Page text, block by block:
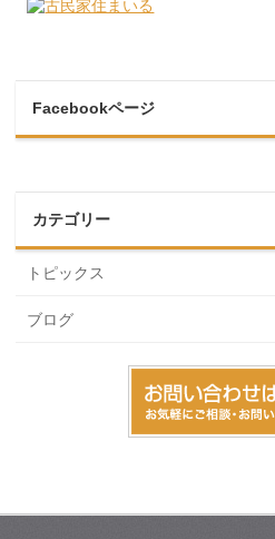
Facebookページ
カテゴリー
トピックス
ブログ